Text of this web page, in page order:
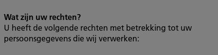
Wat zijn uw rechten?
U heeft de volgende rechten met betrekking tot uw
persoonsgegevens die wij verwerken: